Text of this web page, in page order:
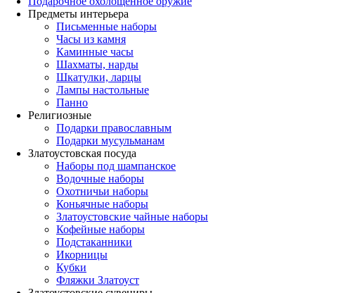
Предметы интерьера
Письменные наборы
Часы из камня
Каминные часы
Шахматы, нарды
Шкатулки, ларцы
Лампы настольные
Панно
Религиозные
Подарки православным
Подарки мусульманам
Златоустовская посуда
Наборы под шампанское
Водочные наборы
Охотничьи наборы
Коньячные наборы
Златоустовские чайные наборы
Кофейные наборы
Подстаканники
Икорницы
Кубки
Фляжки Златоуст